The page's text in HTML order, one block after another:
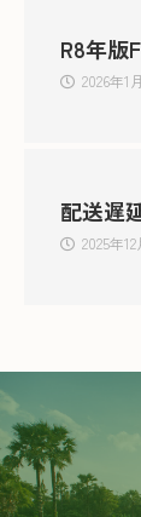
R8年版
2026年1
配送遅
2025年12